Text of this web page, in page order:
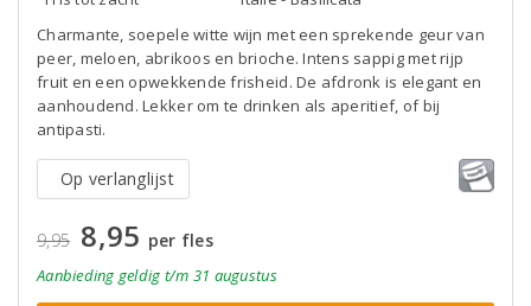
Charmante, soepele witte wijn met een sprekende geur van
peer, meloen, abrikoos en brioche. Intens sappig met rijp
fruit en een opwekkende frisheid. De afdronk is elegant en
aanhoudend. Lekker om te drinken als aperitief, of bij
antipasti.
Op verlanglijst
9,95 8,95 per fles
Aanbieding geldig t/m 31 augustus